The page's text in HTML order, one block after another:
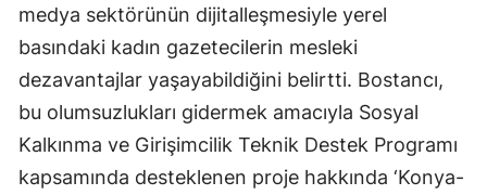
Hakkari
Hatay
Isparta
Mersin
medya sektörünün dijitalleşmesiyle yerel
basındaki kadın gazetecilerin mesleki
dezavantajlar yaşayabildiğini belirtti. Bostancı,
bu olumsuzlukları gidermek amacıyla Sosyal
Kalkınma ve Girişimcilik Teknik Destek Programı
kapsamında desteklenen proje hakkında ‘Konya-